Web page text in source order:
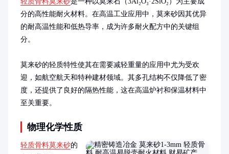
分的高性能耐火材料。在高温工业应用中，莫来砂因其优异
的耐高温性能和低热导率，成为许多耐火配方中的关键组
分。
莫来砂的轻质特性使其在需要减轻重量的应用中尤为受欢
迎，如航空航天和特种建材领域。其多孔结构不仅降低了密
度，还提供了良好的隔热性能，这在高温炉衬和保温材料中
至关重要。
物理化学性质
轻质骨料莫来砂的